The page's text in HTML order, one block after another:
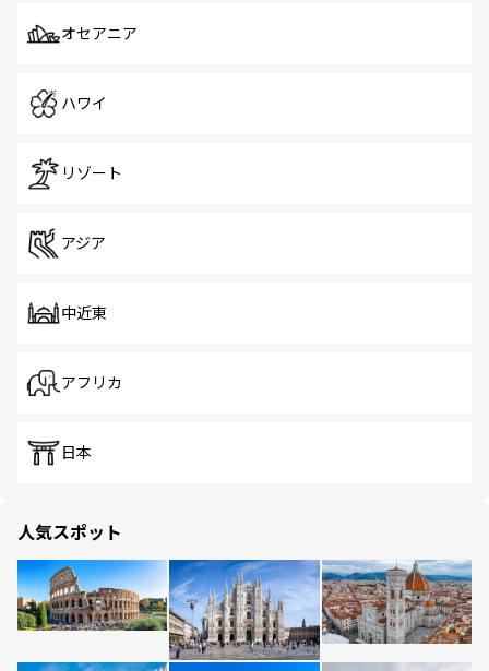
オセアニア
ハワイ
リゾート
アジア
中近東
アフリカ
日本
人気スポット